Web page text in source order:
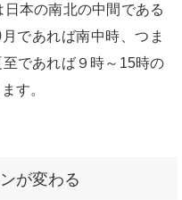
本の南北の中間である
であれば南中時、つま
であれば９時～15時の
す。
が変わる